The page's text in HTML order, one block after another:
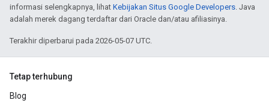
informasi selengkapnya, lihat Kebijakan Situs Google Developers. Java
adalah merek dagang terdaftar dari Oracle dan/atau afiliasinya.
Terakhir diperbarui pada 2026-05-07 UTC.
Tetap terhubung
Blog